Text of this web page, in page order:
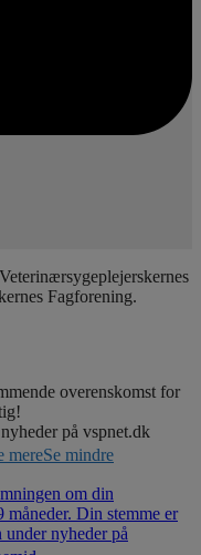
Veterinærsygeplejerskernes
Fagforening.
overenskomst for
på vspnet.dk
mereSe mindre